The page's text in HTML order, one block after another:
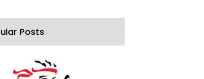
Posts